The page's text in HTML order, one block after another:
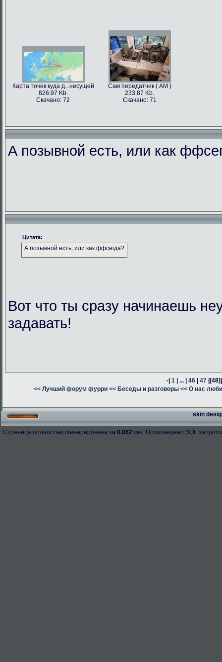
Карта точек куда д...несущей
826.97 Kb.
Скачано: 72
Сам передатчик ( АМ )
233.87 Kb.
Скачано: 71
А позывной есть, или как
Цитата:
А позывной есть, или как ффсегда?
Вот что ты сразу начинаешь
задавать!
-| 1 | ... | 46 | 47 |[48]
<< Лучший форум фурри << Беседы и разговоры << О нас
skin
Страница полностью сгенерирована за 0.062 сек. Произведено SQL